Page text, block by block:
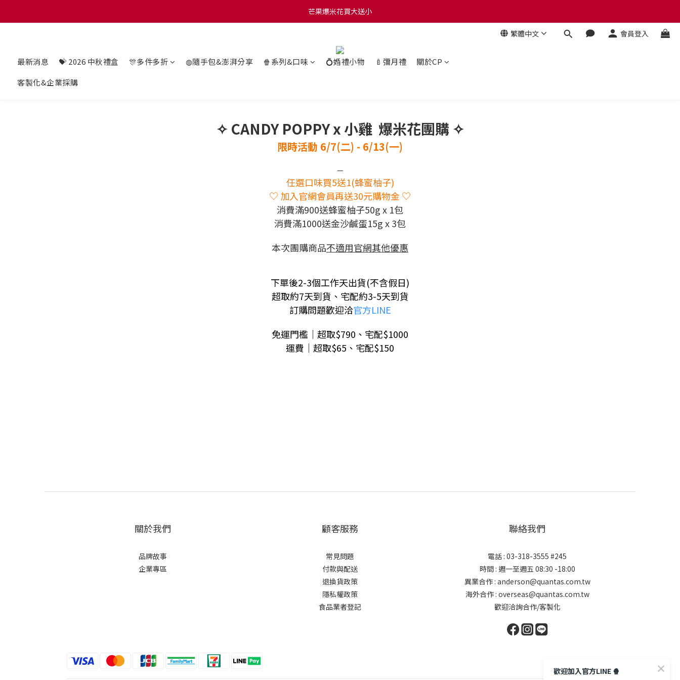
滿 $1280 贈玫瑰鹽爆米花50g 🍿 滿 $1580 贈品牌咖啡掛耳包×10 🍿 滿 $2000 贈品牌毛氈袋
芒果爆米花買大送小
繁體中文 會員登入
最新消息 💝 2026 中秋禮盒 🎊多件多折 ◍隨手包&澎湃分享 🍿系列&口味 💍婚禮小物 🍼彌月禮
關於CP
客製化&企業採購
✧ CANDY POPPY x 小雞 爆米花團購 ✧
限時活動 6/7(二) - 6/13(一)
—
任選口味買5送1(蜂蜜柚子)
♡ 加入官網會員再送30元購物金 ♡
消費滿900送蜂蜜柚子50g x 1包
消費滿1000送金沙鹹蛋15g x 3包
本次團購商品不適用官網其他優惠
下單後2-3個工作天出貨(不含假日)
超取約7天到貨、宅配約3-5天到貨
訂購問題歡迎洽官方LINE
免運門檻｜超取$790、宅配$1000
運費｜超取$65、宅配$150
關於我們
品牌故事
企業專區
顧客服務
常見問題
付款與配送
退換貨政策
隱私權政策
食品業者登記
聯絡我們
電話 : 03-318-3555 #245
時間 : 週一至週五 08:30 -18:00
異業合作 : anderson@quantas.com.tw
海外合作 : overseas@quantas.com.tw
歡迎洽詢合作/客製化
歡迎加入官方LINE 🍿